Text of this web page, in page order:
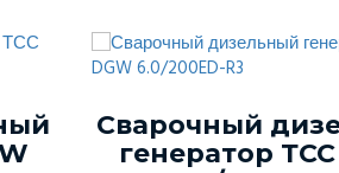
Сварочный
генератор ТСС